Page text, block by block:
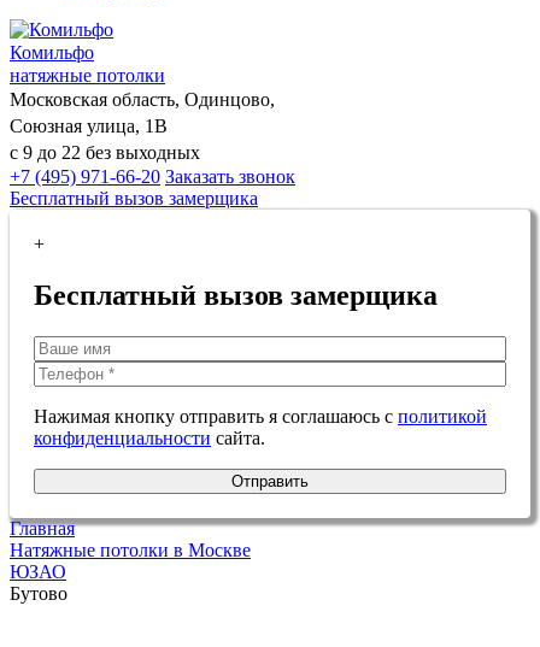
Комильфо
натяжные потолки
Московская область, Одинцово,
Союзная улица, 1В
с 9 до 22 без выходных
+7 (495) 971-66-20 Заказать звонок
Бесплатный вызов замерщика
+
Бесплатный вызов замерщика
Нажимая кнопку отправить я соглашаюсь с политикой
конфиденциальности сайта.
Отправить
Главная
Натяжные потолки в Москве
ЮЗАО
Бутово